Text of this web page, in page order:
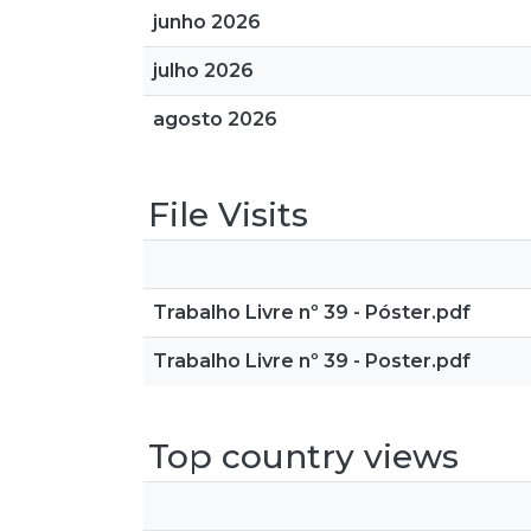
junho 2026
julho 2026
agosto 2026
File Visits
Trabalho Livre nº 39 - Póster.pdf
Trabalho Livre nº 39 - Poster.pdf
Top country views